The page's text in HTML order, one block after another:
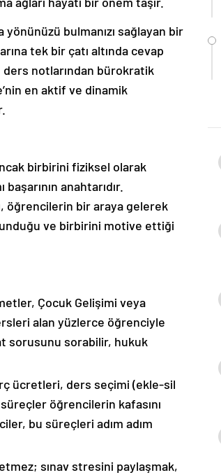
bulmanızı sağlayan bir
tek bir çatı altında cevap
ders notlarından bürokratik
en aktif ve dinamik
birbirini fiziksel olarak
anahtarıdır.
öğrencilerin bir araya gelerek
ve birbirini motive ettiği
Çocuk Gelişimi veya
alan yüzlerce öğrenciyle
sorusunu sorabilir, hukuk
ücretleri, ders seçimi (ekle-sil
öğrencilerin kafasını
bu süreçleri adım adım
sınav stresini paylaşmak,